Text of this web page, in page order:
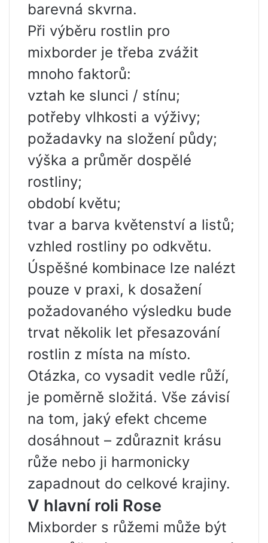
barevná skvrna.
Při výběru rostlin pro
mixborder je třeba zvážit
mnoho faktorů:
vztah ke slunci / stínu;
potřeby vlhkosti a výživy;
požadavky na složení půdy;
výška a průměr dospělé
rostliny;
období květu;
tvar a barva květenství a listů;
vzhled rostliny po odkvětu.
Úspěšné kombinace lze nalézt
pouze v praxi, k dosažení
požadovaného výsledku bude
trvat několik let přesazování
rostlin z místa na místo.
Otázka, co vysadit vedle růží,
je poměrně složitá. Vše závisí
na tom, jaký efekt chceme
dosáhnout – zdůraznit krásu
růže nebo ji harmonicky
zapadnout do celkové krajiny.
V hlavní roli Rose
Mixborder s růžemi může být